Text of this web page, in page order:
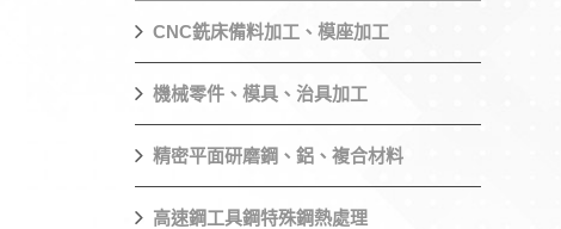
CNC銑床備料加工、模座加工
機械零件、模具、治具加工
精密平面研磨鋼、鋁、複合材料
高速鋼工具鋼特殊鋼熱處理